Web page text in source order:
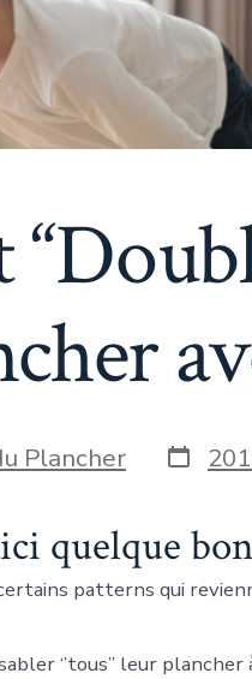
Plancher
quelque
patterns qui
‘’tous’’ leur